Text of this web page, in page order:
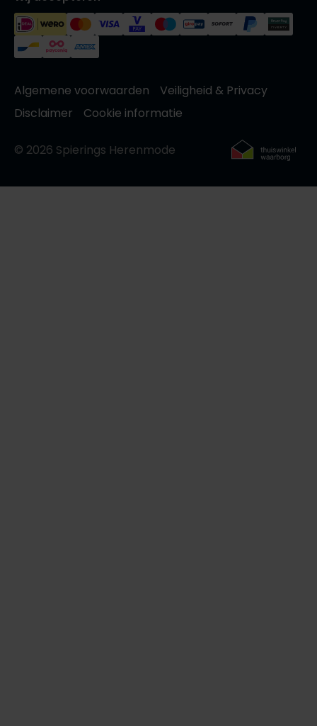
Algemene voorwaarden
Veiligheid & Privacy
Disclaimer
Cookie informatie
© 2026 Spierings Herenmode